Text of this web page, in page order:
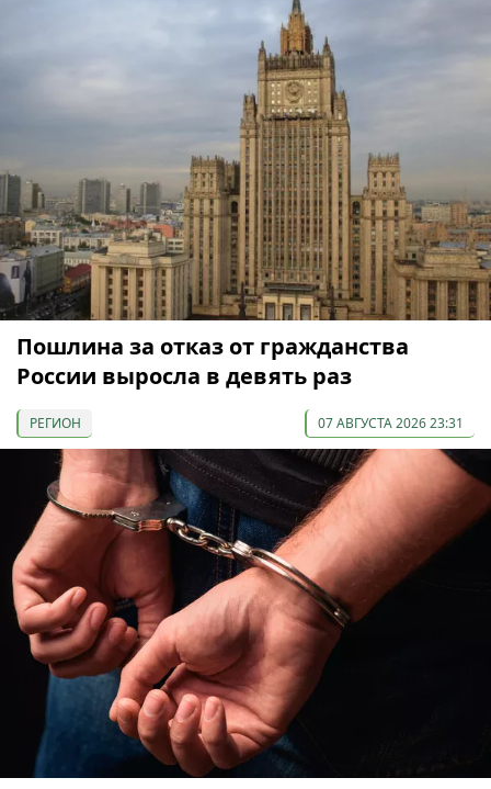
Пошлина за отказ от гражданства
России выросла в девять раз
РЕГИОН 07 АВГУСТА 2026 23:31